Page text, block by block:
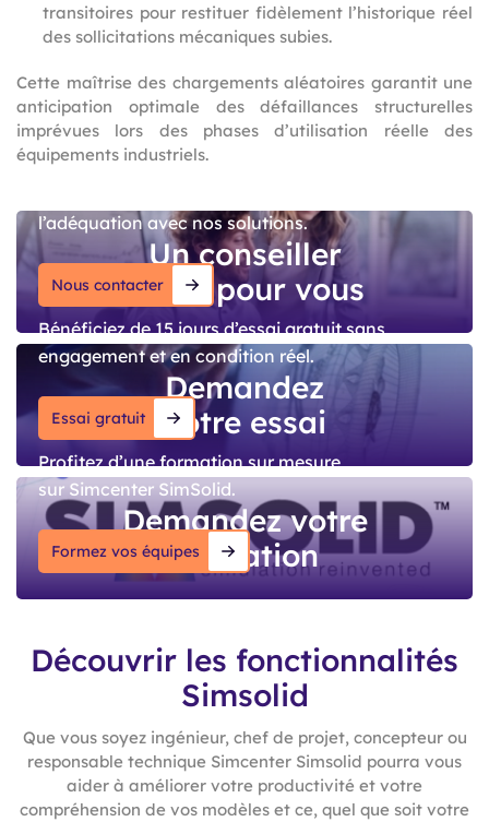
transitoires pour restituer fidèlement l’historique réel
des sollicitations mécaniques subies.
Cette maîtrise des chargements aléatoires garantit une
anticipation optimale des défaillances structurelles
imprévues lors des phases d’utilisation réelle des
équipements industriels.
Un conseiller
dédié pour vous
l’adéquation avec nos solutions.
Nous contacter
Demandez
votre essai
Bénéficiez de 15 jours d’essai gratuit sans
engagement et en condition réel.
Essai gratuit
Demandez votre
formation
Profitez d’une formation sur mesure
sur Simcenter SimSolid.
Formez vos équipes
Découvrir les fonctionnalités
Simsolid
Que vous soyez ingénieur, chef de projet, concepteur ou
responsable technique Simcenter Simsolid pourra vous
aider à améliorer votre productivité et votre
compréhension de vos modèles et ce, quel que soit votre